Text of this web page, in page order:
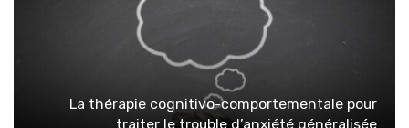
La thérapie cognitivo-comportementale pour
traiter le trouble d’anxiété généralisée